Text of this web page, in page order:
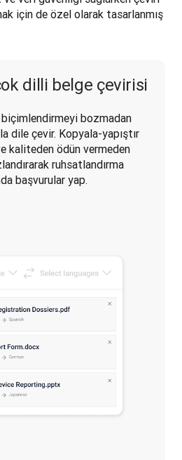
için de özel olarak tasarlanmış
dilli belge çevirisi
biçimlendirmeyi bozmadan
dile çevir. Kopyala-yapıştır
kaliteden ödün vermeden
ruhsatlandırma
başvurular yap.